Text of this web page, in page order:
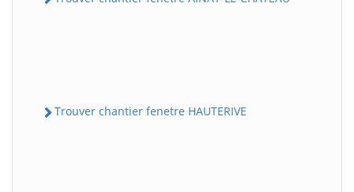
Trouver chantier fenetre HAUTERIVE